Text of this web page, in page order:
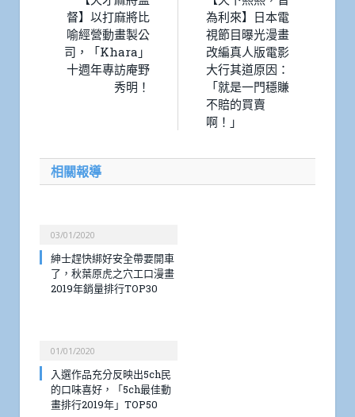
督】以打麻將比
喻經營動畫製公
司，「Khara」
十週年專訪庵野
秀明！
為利來】日本電
視節目曝光漫畫
改編真人版電影
大行其道原因：
「就是一門穩賺
不賠的買賣
啊！」
相關報導
03/01/2020
紳士趕快綁好安全帶要開車
了，秋葉原虎之穴工口漫畫
2019年銷量排行TOP30
01/01/2020
入選作品充分反映出5ch民
的口味喜好，「5ch最佳動
畫排行2019年」TOP50